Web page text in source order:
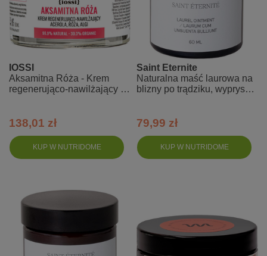
KUP W NUTRIDOME
IOSSI
Aksamitna Róża - Krem
regenerująco-nawilżający -
138,01 zł
KUP W NUTRIDOME
Saint Eternite
Naturalna maść laurowa na
blizny po trądziku, wypryski i
79,99 zł